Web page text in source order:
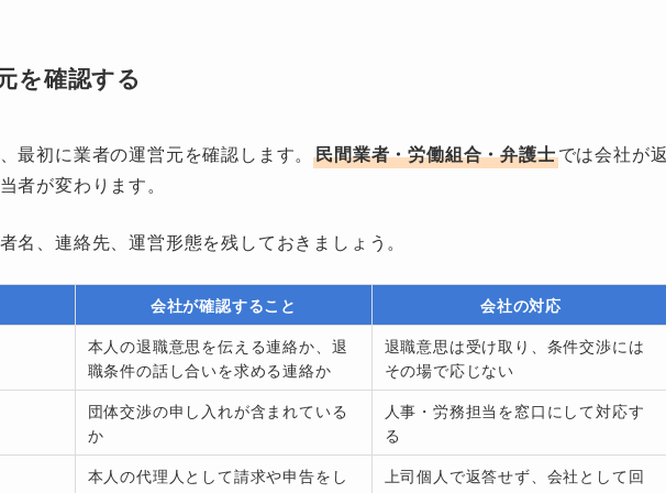
を確認する
最初に業者の運営元を確認します。民間業者・労働組合・弁護士では会社が
者が変わります。
名、連絡先、運営形態を残しておきましょう。
会社が確認すること 会社の対応
本人の退職意思を伝える連絡か、退
職条件の話し合いを求める連絡か
退職意思は受け取り、条件交渉には
その場で応じない
団体交渉の申し入れが含まれている
か
人事・労務担当を窓口にして対応す
る
本人の代理人として請求や申告をし
上司個人で返答せず、会社として回